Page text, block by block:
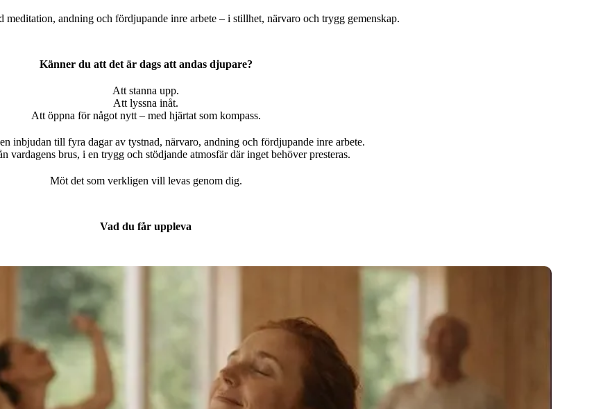
meditation, andning och fördjupande inre arbete – i stillhet, närvaro och trygg gemenskap.
Känner du att det är dags att andas djupare?
Att stanna upp.
Att lyssna inåt.
Att öppna för något nytt – med hjärtat som kompass.
inbjudan till fyra dagar av tystnad, närvaro, andning och fördjupande inre arbete.
vardagens brus, i en trygg och stödjande atmosfär där inget behöver presteras.
Möt det som verkligen vill levas genom dig.
Vad du får uppleva